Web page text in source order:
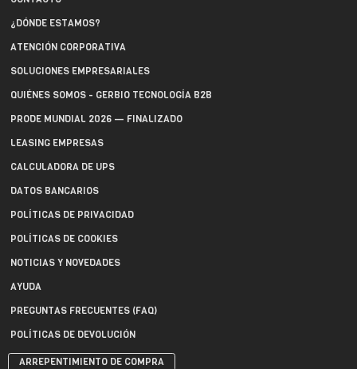
¿DÓNDE ESTAMOS?
ATENCIÓN CORPORATIVA
SOLUCIONES EMPRESARIALES
QUIÉNES SOMOS - GERBIO TECNOLOGÍA B2B
PRODE MUNDIAL 2026 — FINALIZADO
LEASING EMPRESAS
CALCULADORA DE UPS
DATOS BANCARIOS
POLÍTICAS DE PRIVACIDAD
POLÍTICAS DE COOKIES
NOTICIAS Y NOVEDADES
AYUDA
PREGUNTAS FRECUENTES (FAQ)
POLÍTICAS DE DEVOLUCIÓN
ARREPENTIMIENTO DE COMPRA